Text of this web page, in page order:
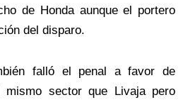
de Honda aunque el portero
del disparo.
falló el penal a favor de
mismo sector que Livaja pero